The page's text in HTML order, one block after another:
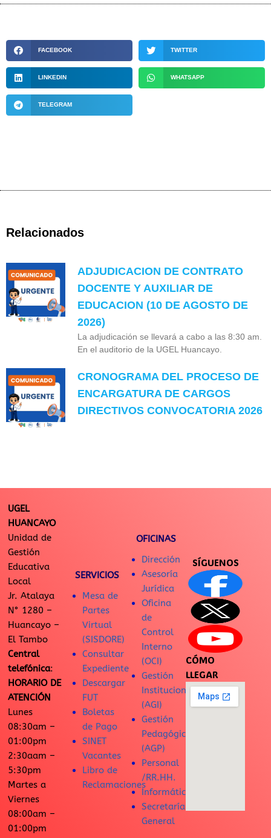
FACEBOOK TWITTER
LINKEDIN WHATSAPP
TELEGRAM
Relacionados
ADJUDICACION DE CONTRATO
DOCENTE Y AUXILIAR DE
EDUCACION (10 DE AGOSTO DE
2026)
La adjudicación se llevará a cabo a las 8:30 am.
En el auditorio de la UGEL Huancayo.
CRONOGRAMA DEL PROCESO DE
ENCARGATURA DE CARGOS
DIRECTIVOS CONVOCATORIA 2026
UGEL
HUANCAYO
Unidad de
Gestión
Educativa
Local
Jr. Atalaya
N° 1280 –
Huancayo –
El Tambo
Central
telefónica:
HORARIO DE
ATENCIÓN
Lunes
08:30am –
01:00pm
2:30aam –
5:30pm
Martes a
Viernes
08:00am –
01:00pm
SERVICIOS
Mesa de
Partes
Virtual
(SISDORE)
Consultar
Expediente
Descargar
FUT
Boletas
de Pago
SINET
Vacantes
Libro de
Reclamaciones
OFICINAS
Dirección
Asesoría
Jurídica
Oficina
de
Control
Interno
(OCI)
Gestión
Institucional
(AGI)
Gestión
Pedagógica
(AGP)
Personal
/RR.HH.
Informática
Secretaría
General
SÍGUENOS
CÓMO
LLEGAR